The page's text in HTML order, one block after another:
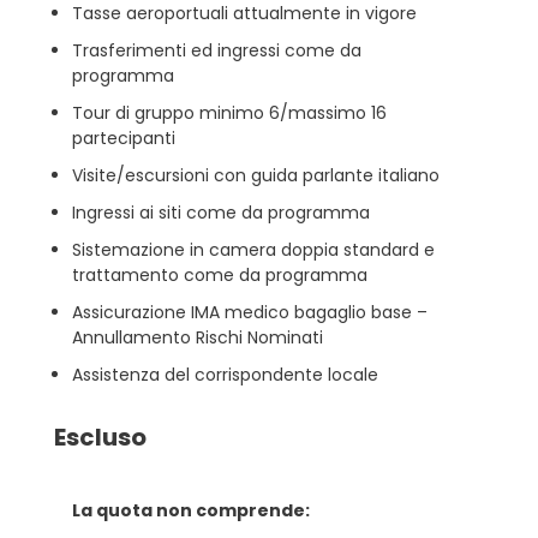
Tasse aeroportuali attualmente in vigore
Trasferimenti ed ingressi come da
programma
Tour di gruppo minimo 6/massimo 16
partecipanti
Visite/escursioni con guida parlante italiano
Ingressi ai siti come da programma
Sistemazione in camera doppia standard e
trattamento come da programma
Assicurazione IMA medico bagaglio base –
Annullamento Rischi Nominati
Assistenza del corrispondente locale
Escluso
La quota non comprende: